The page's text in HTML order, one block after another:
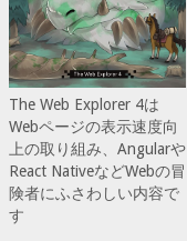
The Web Explorer 4は
Webページの表示速度向
上の取り組み、Angularや
React NativeなどWebの冒
険者にふさわしい内容で
す